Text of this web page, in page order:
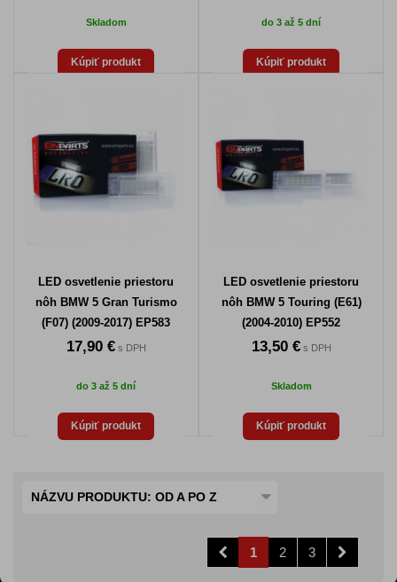
Skladom
Kúpiť produkt
do 3 až 5 dní
Kúpiť produkt
LED osvetlenie priestoru
nôh BMW 5 Gran Turismo
(F07) (2009-2017) EP583
17,90 €s DPH
do 3 až 5 dní
Kúpiť produkt
LED osvetlenie priestoru
nôh BMW 5 Touring (E61)
(2004-2010) EP552
13,50 €s DPH
Skladom
Kúpiť produkt
NÁZVU PRODUKTU: OD A PO Z
1 2 3